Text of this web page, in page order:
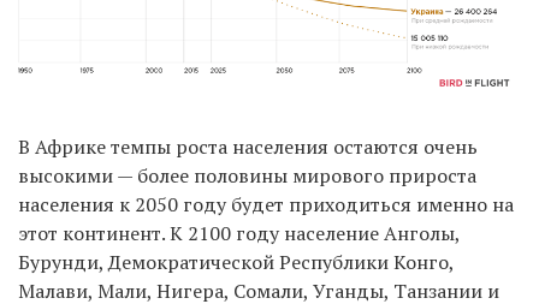
В Африке темпы роста населения остаются очень
высокими — более половины мирового прироста
населения к 2050 году будет приходиться именно на
этот континент. К 2100 году население Анголы,
Бурунди, Демократической Республики Конго,
Малави, Мали, Нигера, Сомали, Уганды, Танзании и